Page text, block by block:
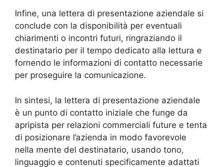
Infine, una lettera di presentazione aziendale si
conclude con la disponibilità per eventuali
chiarimenti o incontri futuri, ringraziando il
destinatario per il tempo dedicato alla lettura e
fornendo le informazioni di contatto necessarie
per proseguire la comunicazione.
In sintesi, la lettera di presentazione aziendale
è un punto di contatto iniziale che funge da
apripista per relazioni commerciali future e tenta
di posizionare l’azienda in modo favorevole
nella mente del destinatario, usando tono,
linguaggio e contenuti specificamente adattati